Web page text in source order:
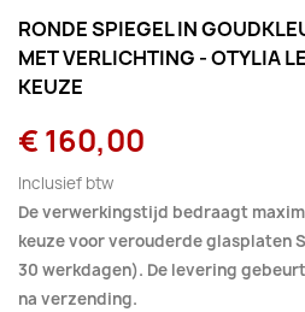
RONDE SPIEGEL IN
MET VERLICHTING - OTYLIA
KEUZE
€ 160,00
Inclusief btw
De verwerkingstijd bedraagt
keuze voor verouderde glasplaten
30 werkdagen). De levering
na verzending.